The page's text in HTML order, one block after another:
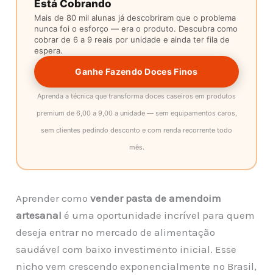
Está Cobrando
Mais de 80 mil alunas já descobriram que o problema
nunca foi o esforço — era o produto. Descubra como
cobrar de 6 a 9 reais por unidade e ainda ter fila de
espera.
Ganhe Fazendo Doces Finos
Aprenda a técnica que transforma doces caseiros em produtos
premium de 6,00 a 9,00 a unidade — sem equipamentos caros,
sem clientes pedindo desconto e com renda recorrente todo
mês.
Aprender comovender pasta de amendoim
artesanal é uma oportunidade incrível para quem
deseja entrar no mercado de alimentação
saudável com baixo investimento inicial. Esse
nicho vem crescendo exponencialmente no Brasil,